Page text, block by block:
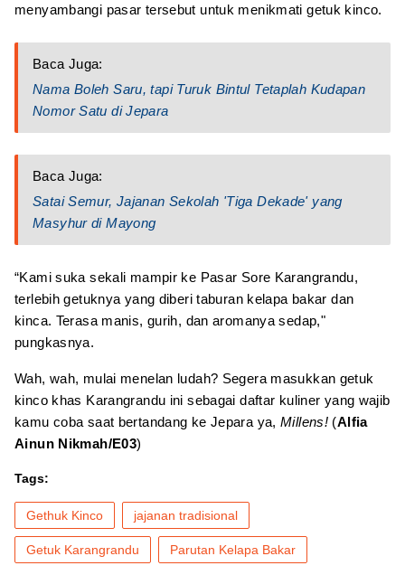
menyambangi pasar tersebut untuk menikmati getuk kinco.
Baca Juga:
Nama Boleh Saru, tapi Turuk Bintul Tetaplah Kudapan
Nomor Satu di Jepara
Baca Juga:
Satai Semur, Jajanan Sekolah 'Tiga Dekade' yang
Masyhur di Mayong
“Kami suka sekali mampir ke Pasar Sore Karangrandu,
terlebih getuknya yang diberi taburan kelapa bakar dan
kinca. Terasa manis, gurih, dan aromanya sedap,"
pungkasnya.
Wah, wah, mulai menelan ludah? Segera masukkan getuk
kinco khas Karangrandu ini sebagai daftar kuliner yang wajib
kamu coba saat bertandang ke Jepara ya, Millens! (Alfia
Ainun Nikmah/E03)
Tags:
Gethuk Kinco jajanan tradisional
Getuk Karangrandu Parutan Kelapa Bakar